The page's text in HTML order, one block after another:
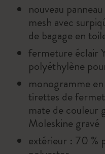
nouveau
mesh avec
de bagage en
fermeture éclair
polyéthylène
monogramme
tirettes de
mate de couleur
Moleskine gravé
extérieur : 70 %